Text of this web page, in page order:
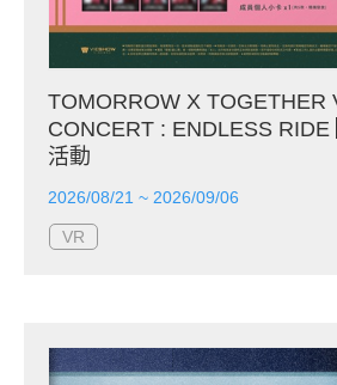
TOMORROW X TOGETHER
CONCERT : ENDLESS
活動
2026/08/21 ~ 2026/09/06
VR